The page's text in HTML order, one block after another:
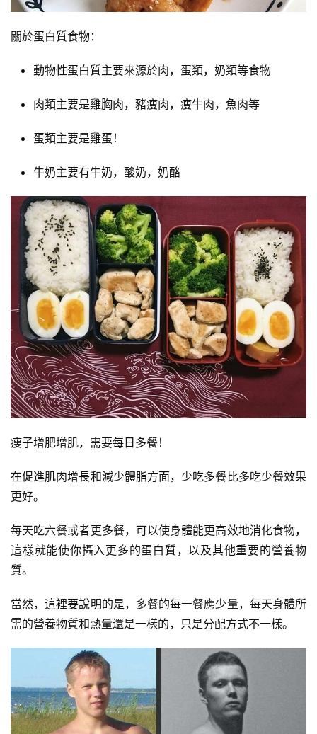
減
脂
劃
有
運
訓
練
心
得
力
量
練
增
肌
計
伽
身
視
頻
關於蛋白質食物：
動物性蛋白質主要來源於肉，蛋類，奶類等食物
肉類主要是雞胸肉，豬瘦肉，瘦牛肉，魚肉等
蛋類主要是雞蛋！
牛奶主要有牛奶，酸奶，奶酪
瘦子增肥增肌，需要每日多餐！
在促進肌肉增長和減少體脂方面，少吃多餐比多吃少餐效果
更好。
每天吃六餐或者更多餐，可以使身體能更高效地消化食物，
這樣就能使你攝入更多的蛋白質，以及其他重要的營養物
質。
當然，這裡要說明的是，多餐的每一餐應少量，每天身體所
需的營養物質和熱量還是一樣的，只是分配方式不一樣。